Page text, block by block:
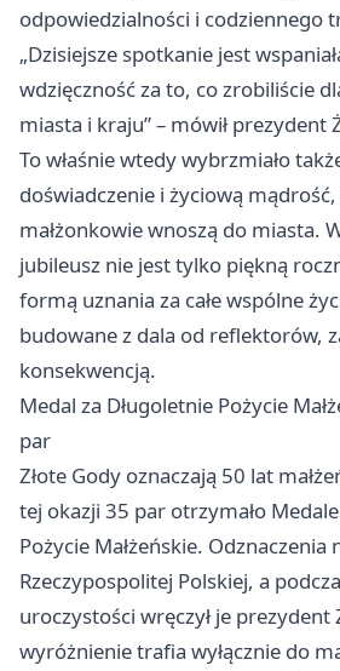
odpowiedzialności i codziennego
„Dzisiejsze spotkanie jest
wdzięczność za to, co zrobiliście
miasta i kraju” – mówił prezydent
To właśnie wtedy wybrzmiało
doświadczenie i życiową
małżonkowie wnoszą do miasta.
jubileusz nie jest tylko piękną
formą uznania za całe wspólne
budowane z dala od reflektorów,
konsekwencją.
Medal za Długoletnie Pożycie
par
Złote Gody oznaczają 50 lat
tej okazji 35 par otrzymało
Pożycie Małżeńskie.
Rzeczypospolitej Polskiej, a
uroczystości wręczył je prezydent
wyróżnienie trafia wyłącznie do